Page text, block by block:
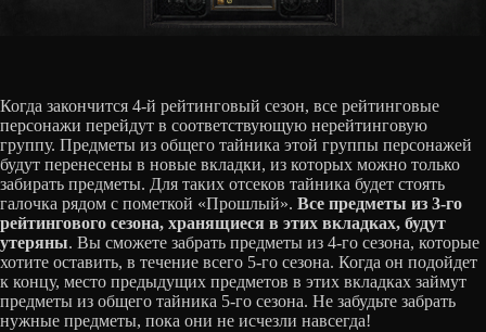
Когда закончится 4-й рейтинговый сезон, все рейтинговые
персонажи перейдут в соответствующую нерейтинговую
группу. Предметы из общего тайника этой группы персонажей
будут перенесены в новые вкладки, из которых можно только
забирать предметы. Для таких отсеков тайника будет стоять
галочка рядом с пометкой «Прошлый». Все предметы из 3-го
рейтингового сезона, хранящиеся в этих вкладках, будут
утеряны. Вы сможете забрать предметы из 4-го сезона, которые
хотите оставить, в течение всего 5-го сезона. Когда он подойдет
к концу, место предыдущих предметов в этих вкладках займут
предметы из общего тайника 5-го сезона. Не забудьте забрать
нужные предметы, пока они не исчезли навсегда!